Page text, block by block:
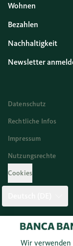
Wohnen
Bezahlen
Nachhaltigkeit
Newsletter
Datenschutz
Rechtliche Infos
Impressum
Nutzungsrechte
Cookies
Twitter Facebook
Wir